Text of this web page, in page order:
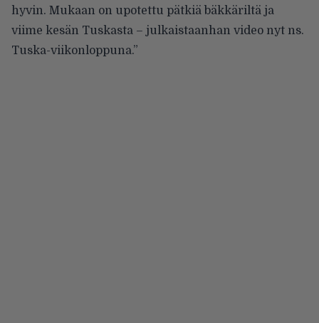
hyvin. Mukaan on upotettu pätkiä bäkkäriltä ja
viime kesän Tuskasta – julkaistaanhan video nyt ns.
Tuska-viikonloppuna.”